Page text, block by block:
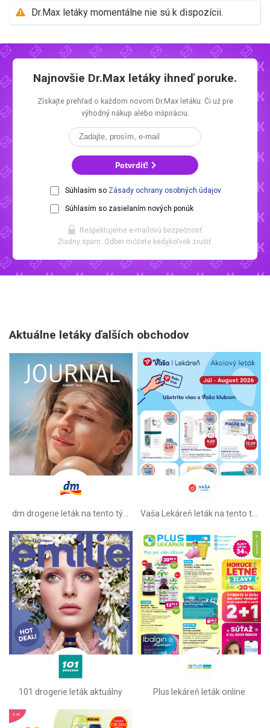
Dr.Max letáky momentálne nie sú k dispozícii.
Najnovšie Dr.Max letáky ihneď poruke.
Získajte prehľad o každom novom Dr.Max letáku. Či už pre
výhodný nákup alebo inšpiráciu.
Potvrdiť!
Súhlasím so Zásady ochrany osobných údajov
Súhlasím so zasielaním nových ponúk
Rešpektujeme e-mailovú bezpečnosť.
Žiadny spam. Odber môžete kedykoľvek zrušiť.
Aktuálne letáky ďalších obchodov
101 drogerie leták aktuálny Plus lekáreň leták online